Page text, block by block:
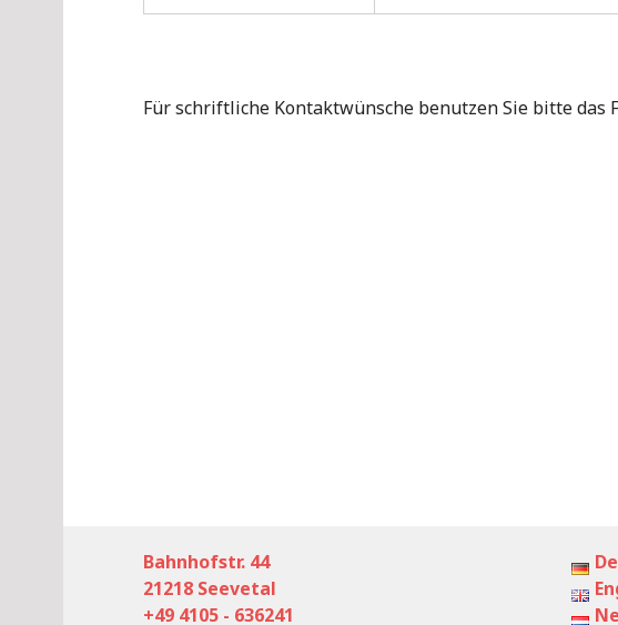
Für schriftliche Kontaktwünsche benutzen Sie bitte das
Bahnhofstr. 44
21218 Seevetal
+49 4105 - 636241